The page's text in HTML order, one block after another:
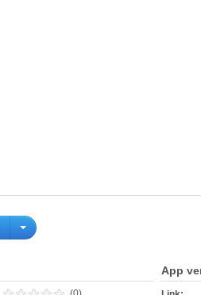
App